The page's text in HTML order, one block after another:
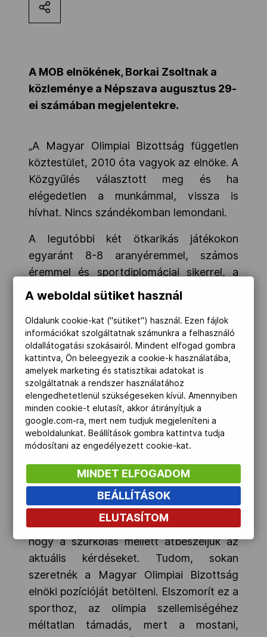
Kettőskarrier-program
NOB
Társszervezetek
OVEP
Adatbank
A MOB elnökének, Borkai Zsoltnak a
közleménye a Népszava augusztus 29-
ei számában megjelentekre.
„A Magyar Olimpiai Bizottság független
köztestület, 2010 óta vagyok az elnöke. A
Közgyűlés választott meg és ha
elégedetlen a munkámmal, vissza is
hívhat. Nincs szándékomban lemondani.
A legutóbbi két ötkarikás játékokon
egyaránt 8-8 aranyéremmel, számos
éremmel és sportdiplomáciai sikerrel, a
legeredményesebb nemzetek között zárt
A Magyar Olimpiai Bizottság, a sportot
stratégiai ágazatként kezelő Kormánnyal
konstruktívan együttműködve, az elmúlt
években megteremtette a szakmai és
anyagi feltételeit annak, hogy a
sportolóknak csak a felkészülésre, a
versenyzésre kelljen koncentrálniuk.
kapcsolat, mindig támogatott a magyar
sport átalakítása, a győri EYOF, vagy a
2024-es olimpiai pályázat kapcsán is. Rio
de Janeiróban is találtunk alkalmat arra,
hogy a szurkolás mellett átbeszéljük az
aktuális kérdéseket. Tudom, sokan
szeretnék a Magyar Olimpiai Bizottság
elnöki pozícióját betölteni. Elszomorít ez a
sporthoz, az olimpia szellemiségéhez
méltatlan támadás, mert a mostani,
A weboldal sütiket használ
Oldalunk cookie-kat ("sütiket") használ. Ezen fájlok
információkat szolgáltatnak számunkra a felhasználó
oldallátogatási szokásairól. Mindent elfogad gombra
kattintva, Ön beleegyezik a cookie-k használatába,
amelyek marketing és statisztikai adatokat is
szolgáltatnak a rendszer használatához
elengedhetetlenül szükségeseken kívül. Amennyiben
minden cookie-t elutasít, akkor átirányítjuk a
google.com-ra, mert nem tudjuk megjeleníteni a
weboldalunkat. Beállítások gombra kattintva tudja
módosítani az engedélyezett cookie-kat.
MINDET ELFOGADOM
BEÁLLÍTÁSOK
ELUTASÍTOM